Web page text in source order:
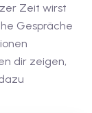
Zeit wirst
Gespräche
dir zeigen,